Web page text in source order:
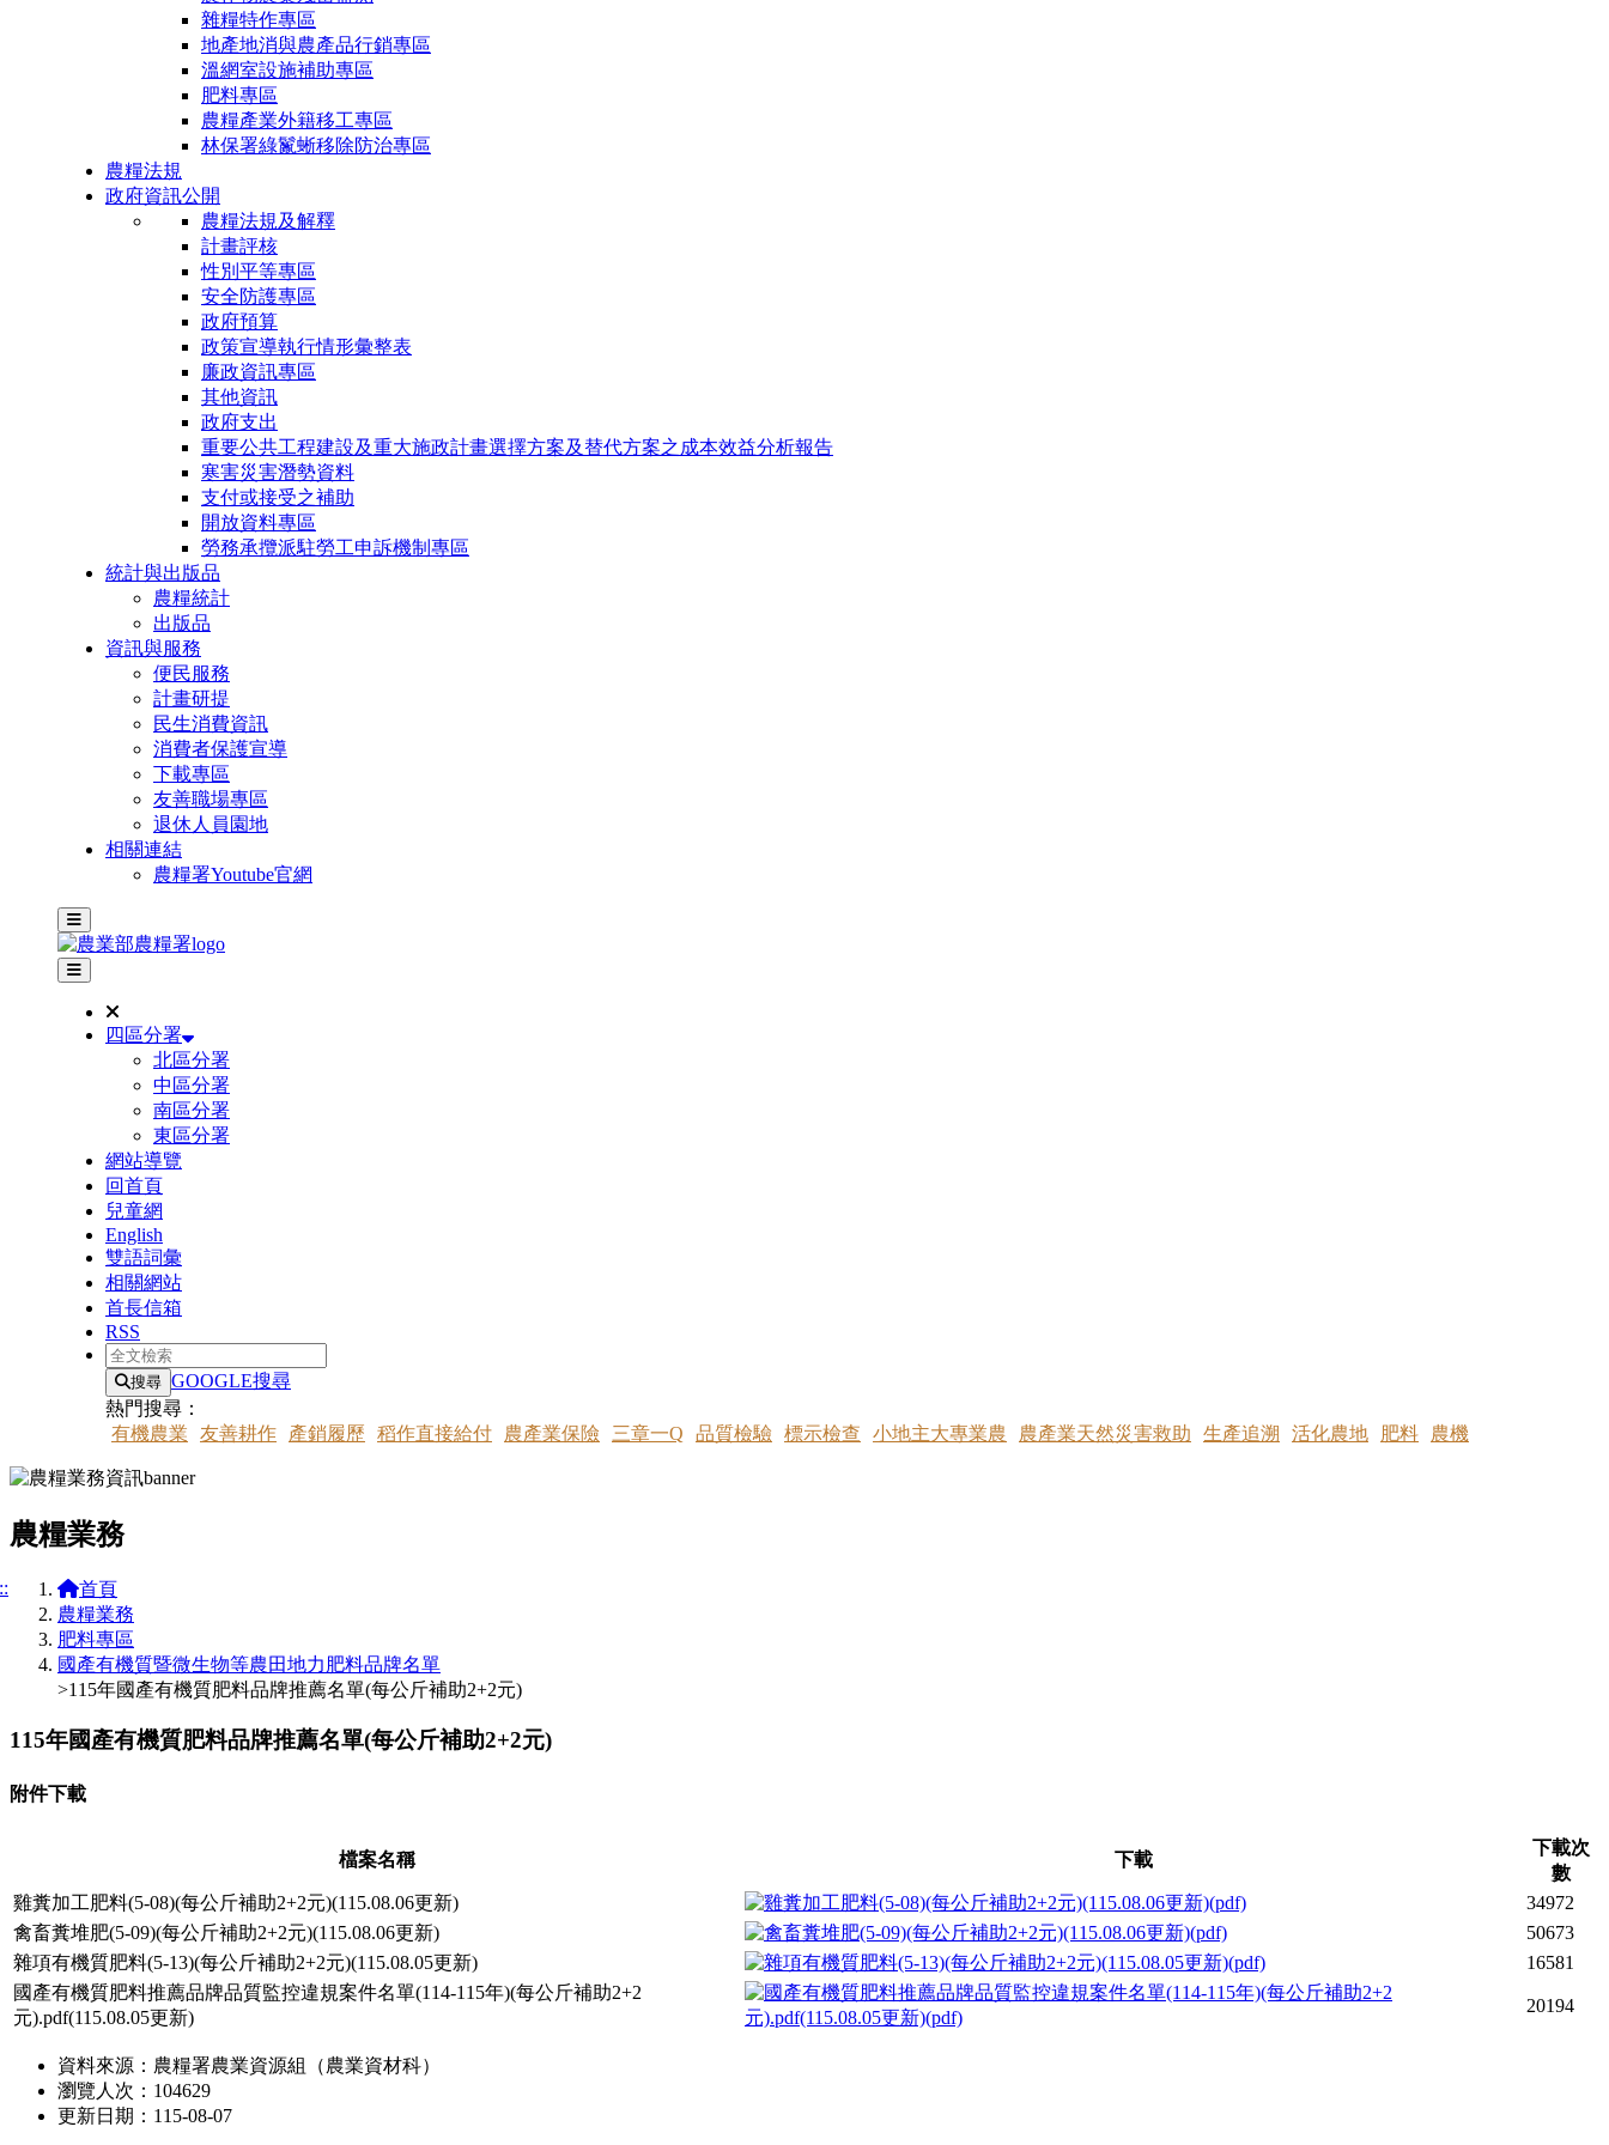
雜糧特作專區
地產地消與農產品行銷專區
溫網室設施補助專區
肥料專區
農糧產業外籍移工專區
林保署綠鬣蜥移除防治專區
農糧法規
政府資訊公開
農糧法規及解釋
計畫評核
性別平等專區
安全防護專區
政府預算
政策宣導執行情形彙整表
廉政資訊專區
其他資訊
政府支出
重要公共工程建設及重大施政計畫選擇方案及替代方案之成本效益分析報告
寒害災害潛勢資料
支付或接受之補助
開放資料專區
勞務承攬派駐勞工申訴機制專區
統計與出版品
農糧統計
出版品
資訊與服務
便民服務
計畫研提
民生消費資訊
消費者保護宣導
下載專區
友善職場專區
退休人員園地
相關連結
農糧署Youtube官網
主選單
其他網站選單
四區分署
北區分署
中區分署
南區分署
東區分署
網站導覽
回首頁
兒童網
English
雙語詞彙
相關網站
首長信箱
RSS
全文檢索
搜尋 GOOGLE搜尋
熱門搜尋：
有機農業
友善耕作 產銷履歷 稻作直接給付 農產業保險 三章一Q 品質檢驗 標示檢查 小地主大專業農 農產業天然災害救助 生產追溯 活化農地 肥料 農機
農糧業務
首頁
農糧業務
肥料專區
國產有機質暨微生物等農田地力肥料品牌名單
>115年國產有機質肥料品牌推薦名單(每公斤補助2+2元)
115年國產有機質肥料品牌推薦名單(每公斤補助2+2元)
附件下載
檔案名稱 下載
下載次
數
雞糞加工肥料(5-08)(每公斤補助2+2元)(115.08.06更新)
34972
禽畜糞堆肥(5-09)(每公斤補助2+2元)(115.08.06更新)
50673
雜項有機質肥料(5-13)(每公斤補助2+2元)(115.08.05更新)
16581
國產有機質肥料推薦品牌品質監控違規案件名單(114-115年)(每公斤補助2+2
元).pdf(115.08.05更新)
20194
資料來源：農糧署農業資源組（農業資材科）
瀏覽人次：104629
更新日期：115-08-07